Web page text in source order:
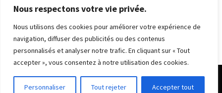
Nous respectons votre vie privée.
Nous utilisons des cookies pour améliorer votre expérience de
navigation, diffuser des publicités ou des contenus
personnalisés et analyser notre trafic. En cliquant sur « Tout
accepter », vous consentez à notre utilisation des cookies.
Personnaliser Tout rejeter Accepter tout
tradition”.